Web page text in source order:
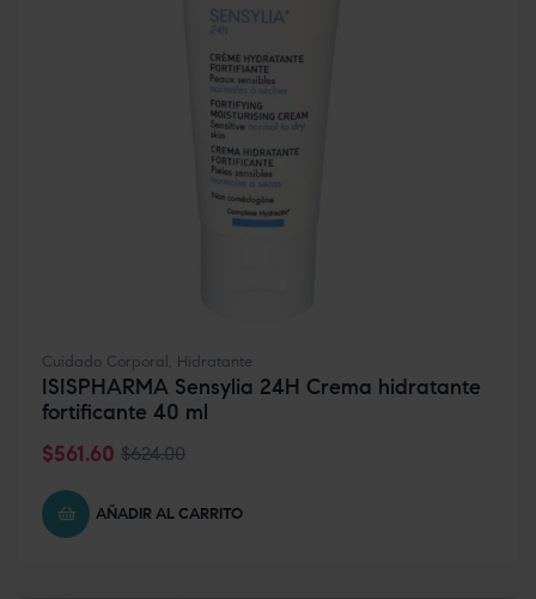
Cuidado Corporal, Hidratante
ISISPHARMA Sensylia 24H Crema hidratante
fortificante 40 ml
$624.00
$561.60
AÑADIR AL CARRITO